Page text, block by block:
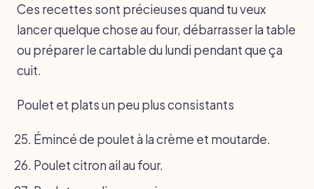
Ces recettes sont précieuses quand tu veux
lancer quelque chose au four, débarrasser la table
ou préparer le cartable du lundi pendant que ça
cuit.
Poulet et plats un peu plus consistants
Émincé de poulet à la crème et moutarde.
Poulet citron ail au four.